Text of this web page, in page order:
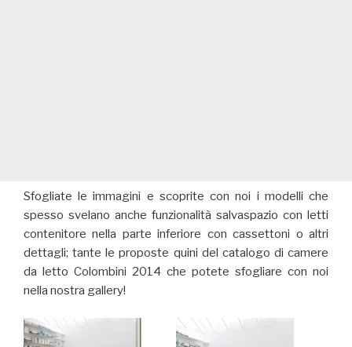
Sfogliate le immagini e scoprite con noi i modelli che
spesso svelano anche funzionalità salvaspazio con letti
contenitore nella parte inferiore con cassettoni o altri
dettagli; tante le proposte quini del catalogo di camere
da letto Colombini 2014 che potete sfogliare con noi
nella nostra gallery!